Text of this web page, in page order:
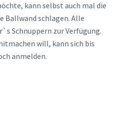
kann selbst auch mal die
Ballwand schlagen. Alle
Schnuppern zur Verfügung.
will, kann sich bis
anmelden.